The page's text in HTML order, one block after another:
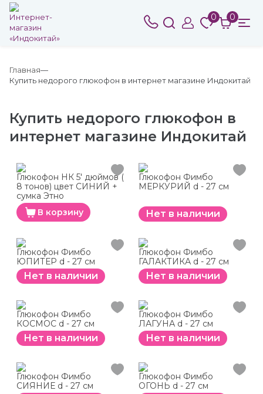
0 0
Главная
Купить недорого глюкофон в интернет магазине Индокитай
Купить недорого глюкофон в
интернет магазине Индокитай
Глюкофон НК 5' дюймов (
8 тонов) цвет СИНИЙ +
сумка Этно
В корзину
Глюкофон Фимбо
МЕРКУРИЙ d - 27 см
Нет в наличии
Глюкофон Фимбо
ЮПИТЕР d - 27 см
Нет в наличии
Глюкофон Фимбо
ГАЛАКТИКА d - 27 см
Нет в наличии
Глюкофон Фимбо
КОСМОС d - 27 см
Нет в наличии
Глюкофон Фимбо
ЛАГУНА d - 27 см
Нет в наличии
Глюкофон Фимбо
СИЯНИЕ d - 27 см
Глюкофон Фимбо
ОГОНЬ d - 27 см